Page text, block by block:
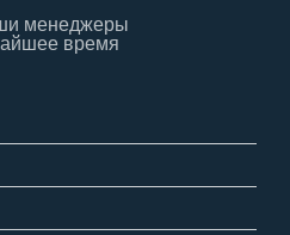
менеджеры
время